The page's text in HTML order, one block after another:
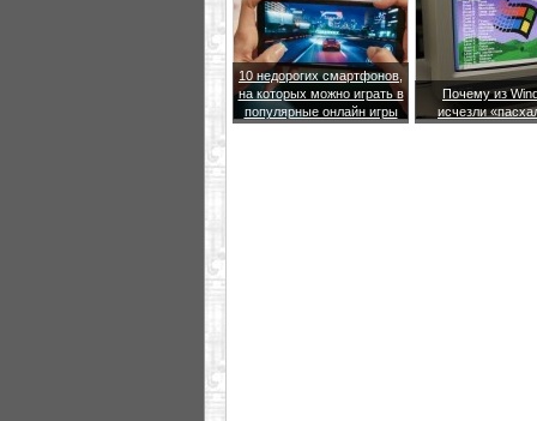
10 недорогих смартфонов,
на которых можно играть в
популярные онлайн игры
Почему из
исчезли